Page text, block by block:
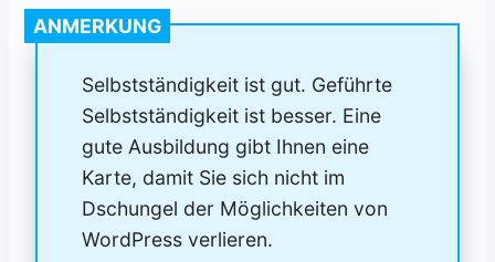
ANMERKUNG
Selbstständigkeit ist gut. Geführte
Selbstständigkeit ist besser. Eine
gute Ausbildung gibt Ihnen eine
Karte, damit Sie sich nicht im
Dschungel der Möglichkeiten von
WordPress verlieren.